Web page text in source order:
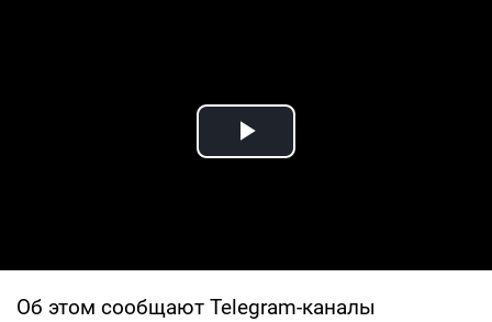
Play Video
Об этом сообщают Telegram-каналы